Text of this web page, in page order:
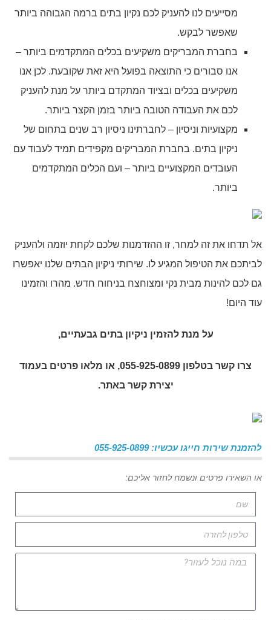
מסייעים לנו להעניק לכם נקיון בתים ברמה הגבוהה ביותר
שאפשר לבקש.
בחברת המבריקים משקיעים בכלים המתקדמים ביותר –
אנו סבורים כי התוצאה בפועל היא זאת שקובעת. לכן אנו
משקיעים בכלים ובציוד המתקדם ביותר על מנת להעניק
לכם את העבודה הטובה ביותר בזמן הקצר ביותר.
מקצועיות וניסיון – לחברתינו ניסיון רב שנים בתחום של
ניקיון בתים. בחברת המבריקים מקפידים תמיד לעבוד עם
העובדים המקצועיים ביותר – ועם הכלים המתקדמים
ביותר.
אל תדחו את זה למחר, זו ההזדמנות שלכם לקחת יוזמה ולהעניק
לביתכם את הטיפול המגיע לו. שירותי ניקיון הבתים שלנו יאפשרו
גם לכם להינות מבית נקי ומצוחצח בניחוח חדש. מהרו והזמינו
עוד היום!
על מנת להזמין ניקיון בתים גבעתיים,
צרו קשר בטלפון 055-925-0899, או מלאו פרטים בעמוד
יצירת קשר באתר.
להזמנת שירות חייגו עכשיו: 055-925-0899
או השאירו פרטים ונשמח לחזור אליכם: